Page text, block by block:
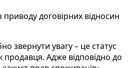
договірних відносин
звернути увагу – це статус
продавця. Адже відповідно до